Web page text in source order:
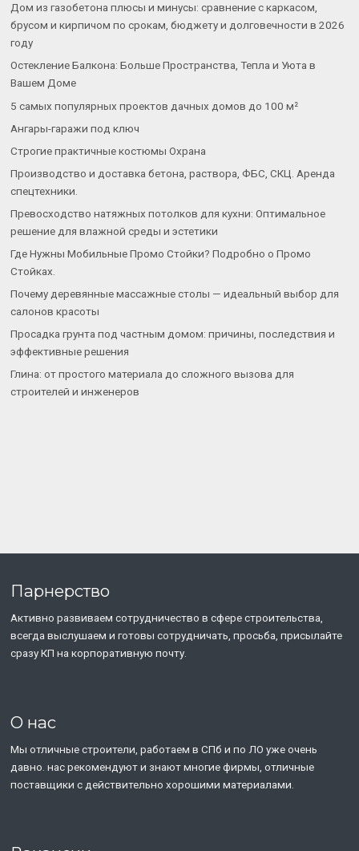
Дом из газобетона плюсы и минусы: сравнение с каркасом,
брусом и кирпичом по срокам, бюджету и долговечности в 2026
году
Остекление Балкона: Больше Пространства, Тепла и Уюта в
Вашем Доме
5 самых популярных проектов дачных домов до 100 м²
Ангары-гаражи под ключ
Строгие практичные костюмы Охрана
Производство и доставка бетона, раствора, ФБС, СКЦ. Аренда
спецтехники.
Превосходство натяжных потолков для кухни: Оптимальное
решение для влажной среды и эстетики
Где Нужны Мобильные Промо Стойки? Подробно о Промо
Стойках.
Почему деревянные массажные столы — идеальный выбор для
салонов красоты
Просадка грунта под частным домом: причины, последствия и
эффективные решения
Глина: от простого материала до сложного вызова для
строителей и инженеров
Парнерство
Активно развиваем сотрудничество в сфере строительства,
всегда выслушаем и готовы сотрудничать, просьба, присылайте
сразу КП на корпоративную почту.
О нас
Мы отличные строители, работаем в СПб и по ЛО уже очень
давно. нас рекомендуют и знают многие фирмы, отличные
поставщики с действительно хорошими материалами.